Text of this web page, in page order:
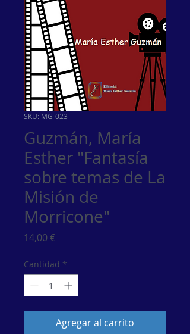
SKU: MG-023
Guzmán, María
Esther "Fantasía
sobre temas de La
Misión de
Morricone"
14,00 €Precio
Cantidad *
Agregar al carrito